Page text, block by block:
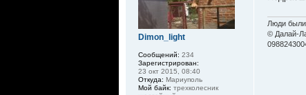
Люди были
© Далай-
Dimon_light
Сообщений: 234
Зарегистрирован:
23 окт 2015, 08:40
Откуда: Мариуполь
Мой байк: трехколесник